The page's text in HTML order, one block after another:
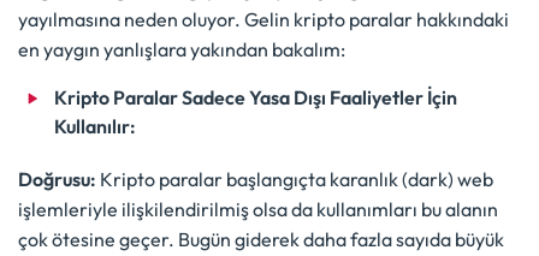
yayılmasına neden oluyor. Gelin kripto paralar hakkındaki
en yaygın yanlışlara yakından bakalım:
Kripto Paralar Sadece Yasa Dışı Faaliyetler İçin
Kullanılır:
Doğrusu: Kripto paralar başlangıçta karanlık (dark) web
işlemleriyle ilişkilendirilmiş olsa da kullanımları bu alanın
çok ötesine geçer. Bugün giderek daha fazla sayıda büyük